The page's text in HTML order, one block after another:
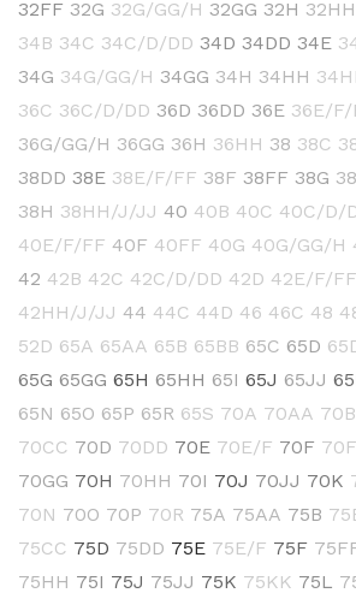
32FF 32G 32G/GG/H 32GG 32H 32HH
34B 34C 34C/D/DD 34D 34DD 34E
34G 34G/GG/H 34GG 34H 34HH
36C 36C/D/DD 36D 36DD 36E 36E/F/
36G/GG/H 36GG 36H 36HH 38 38C
38DD 38E 38E/F/FF 38F 38FF 38G
38H 38HH/J/JJ 40 40B 40C 40C/D/
40E/F/FF 40F 40FF 40G 40G/GG/H
42 42B 42C 42C/D/DD 42D 42E/F/FF
42HH/J/JJ 44 44C 44D 46 46C 48
52D 65A 65AA 65B 65BB 65C 65D
65G 65GG 65H 65HH 65I 65J 65JJ
65N 65O 65P 65R 65S 70A 70AA 70B
70CC 70D 70DD 70E 70E/F 70F
70GG 70H 70HH 70I 70J 70JJ 70K
70N 70O 70P 70R 75A 75AA 75B
75CC 75D 75DD 75E 75E/F 75F
75HH 75I 75J 75JJ 75K 75KK 75L